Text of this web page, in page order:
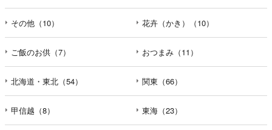
その他（10） 花卉（かき）（10）
ご飯のお供（7） おつまみ（11）
北海道・東北（54） 関東（66）
甲信越（8） 東海（23）